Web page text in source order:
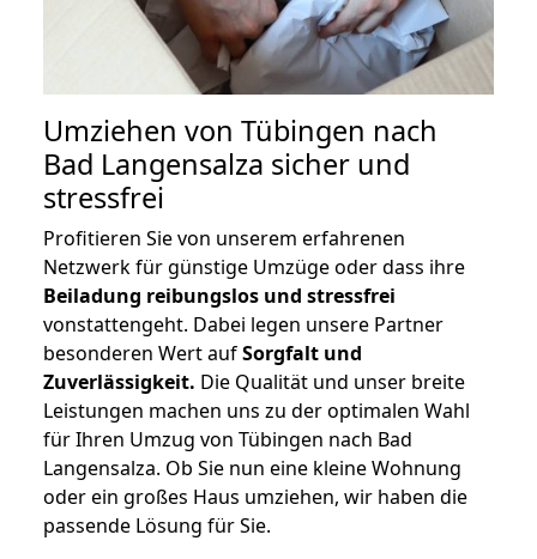
Umziehen von Tübingen nach
Bad Langensalza sicher und
stressfrei
Profitieren Sie von unserem erfahrenen
Netzwerk für günstige Umzüge oder dass ihre
Beiladung reibungslos und stressfrei
vonstattengeht. Dabei legen unsere Partner
besonderen Wert aufSorgfalt und
Zuverlässigkeit. Die Qualität und unser breite
Leistungen machen uns zu der optimalen Wahl
für Ihren Umzug von Tübingen nach Bad
Langensalza. Ob Sie nun eine kleine Wohnung
oder ein großes Haus umziehen, wir haben die
passende Lösung für Sie.